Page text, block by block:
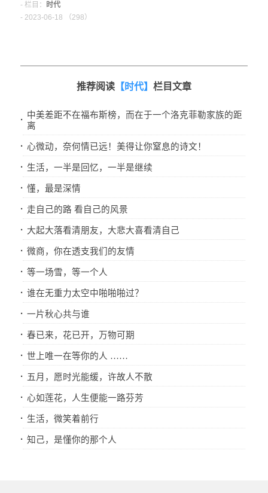
- 栏目： 时代
- 2023-06-18 （298）
推荐阅读 【时代】 栏目文章
· 中美差距不在福布斯榜，而在于一个洛克菲勒家族的距
离
· 心微动，奈何情已远！美得让你窒息的诗文！
· 生活，一半是回忆，一半是继续
· 懂，最是深情
· 走自己的路 看自己的风景
· 大起大落看清朋友，大悲大喜看清自己
· 微商，你在透支我们的友情
· 等一场雪，等一个人
· 谁在无重力太空中啪啪啪过？
· 一片秋心共与谁
· 春已来，花已开，万物可期
· 世上唯一在等你的人 ……
· 五月，愿时光能缓，许故人不散
· 心如莲花，人生便能一路芬芳
· 生活，微笑着前行
· 知己，是懂你的那个人